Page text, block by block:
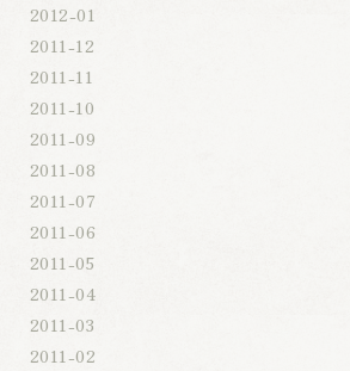
2012-01
2011-12
2011-11
2011-10
2011-09
2011-08
2011-07
2011-06
2011-05
2011-04
2011-03
2011-02